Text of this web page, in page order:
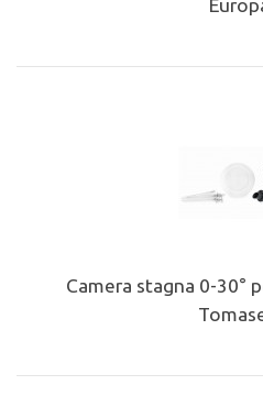
Camera stagna 0-30°